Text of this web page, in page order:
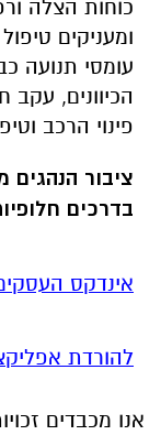
כוחות הצלה
ומעניקים
עומסי תנועה
הכיוונים,
פינוי הרכב
ציבור
בדרכים
אינדקס
להורדת
אנו מכבדים